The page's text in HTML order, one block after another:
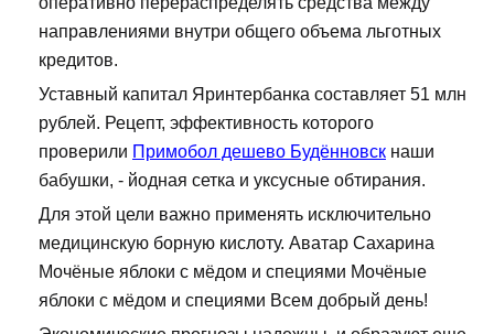
направлениями внутри общего объема льготных
кредитов.
Уставный капитал Яринтербанка составляет 51 млн
рублей. Рецепт, эффективность которого
проверили Примобол дешево Будённовск наши
бабушки, - йодная сетка и уксусные обтирания.
Для этой цели важно применять исключительно
медицинскую борную кислоту. Аватар Сахарина
Мочёные яблоки с мёдом и специями Мочёные
яблоки с мёдом и специями Всем добрый день!